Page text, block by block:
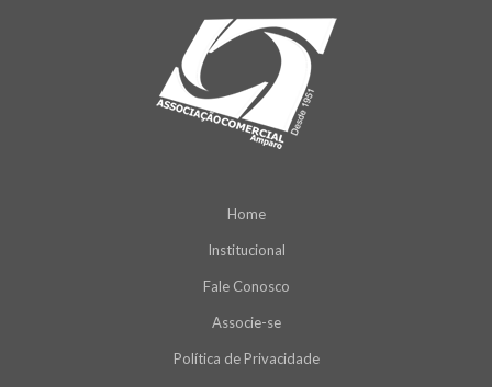
Home
Institucional
Fale Conosco
Associe-se
Política de Privacidade